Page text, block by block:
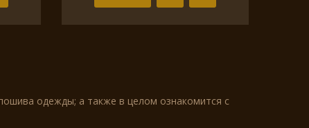
одежды; а также в целом ознакомится с